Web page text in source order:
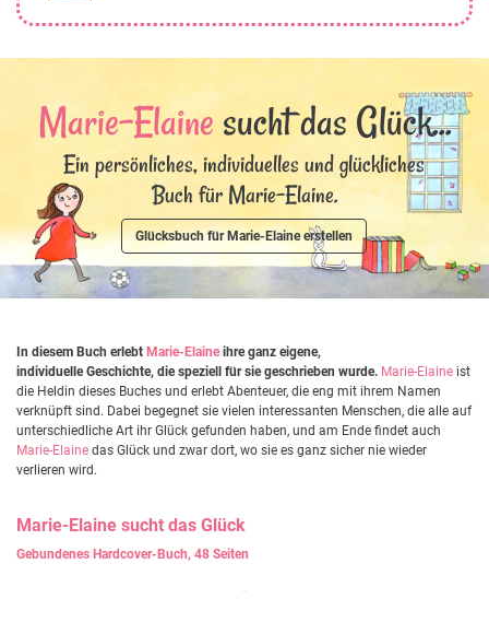
Marie-Elaine sucht das Glück...
Ein persönliches, individuelles und glückliches
Buch für Marie-Elaine.
Glücksbuch für Marie-Elaine erstellen
In diesem Buch erlebt Marie-Elaineihre ganz eigene,
individuelle Geschichte, die speziell für sie geschrieben wurde. Marie-Elaine ist
die Heldin dieses Buches und erlebt Abenteuer, die eng mit ihrem Namen
verknüpft sind. Dabei begegnet sie vielen interessanten Menschen, die alle auf
unterschiedliche Art ihr Glück gefunden haben, und am Ende findet auch
Marie-Elaine das Glück und zwar dort, wo sie es ganz sicher nie wieder
verlieren wird.
Marie-Elaine sucht das Glück
Gebundenes Hardcover-Buch, 48 Seiten